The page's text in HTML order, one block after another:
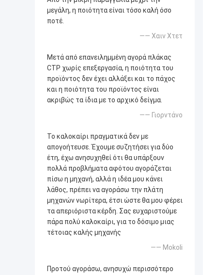
μεγάλη, η ποιότητα είναι τόσο καλή όσο
ποτέ.
—— Χαιν Χτετ
Μετά από επανειλημμένη αγορά πλάκας
CTP χωρίς επεξεργασία, η ποιότητα του
προϊόντος δεν έχει αλλάξει και το πάχος
και η ποιότητα του προϊόντος είναι
ακριβώς τα ίδια με το αρχικό δείγμα.
—— Γιορντάνο
Το καλοκαίρι πραγματικά δεν με
απογοήτευσε. Έχουμε συζητήσει για δύο
έτη, έχω ανησυχηθεί ότι θα υπάρξουν
πολλά προβλήματα αφότου αγοράζεται
πίσω η μηχανή, αλλά η ιδέα μου κάνει
λάθος, πρέπει να αγοράσω την πλάτη
μηχανών νωρίτερα, έτσι ώστε θα μου φέρει
τα απεριόριστα κέρδη. Σας ευχαριστούμε
πάρα πολύ καλοκαίρι, για το δόσιμο μιας
τέτοιας καλής μηχανής
—— Mokoli
Προτού αγοράσω, ανησυχώ περισσότερο